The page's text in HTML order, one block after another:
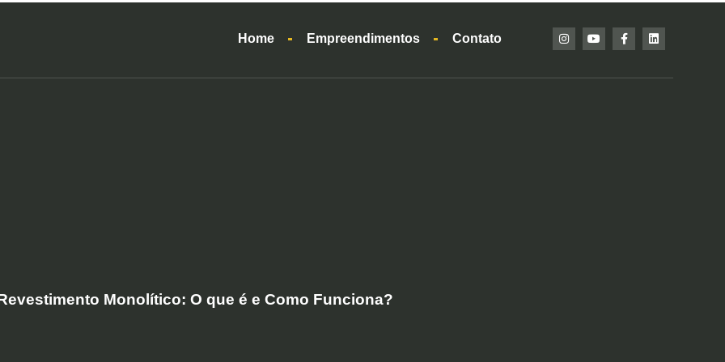
Home Empreendimentos Contato
Monolítico: O que é e Como Funciona?